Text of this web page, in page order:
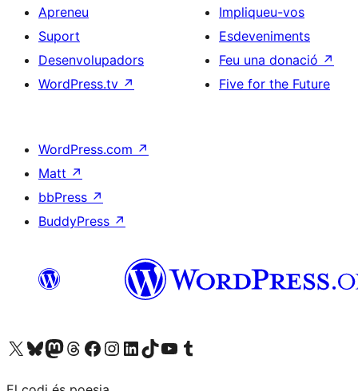
Apreneu
Suport
Desenvolupadors
WordPress.tv ↗
Impliqueu-vos
Esdeveniments
Feu una donació ↗
Five for the Future
WordPress.com ↗
Matt ↗
bbPress ↗
BuddyPress ↗
Visiteu el nostre compte X (abans Twitter)
Visiteu el nostre compte de Bluesky
Visiteu el nostre compte al Mastodon
Visiteu el nostre compte de Threads
Visiteu la nostra pàgina al Facebook
Visiteu el nostre compte d'Instagram
Visiteu el nostre compte de LinkedIn
Visiteu el nostre compte de TikTok
Visiteu el nostre canal al YouTube
Visiteu el nostre compte de Tumblr